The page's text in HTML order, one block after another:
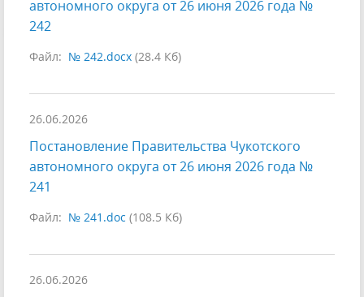
автономного округа от 26 июня 2026 года №
242
Файл: № 242.docx (28.4 Кб)
26.06.2026
Постановление Правительства Чукотского
автономного округа от 26 июня 2026 года №
241
Файл: № 241.doc (108.5 Кб)
26.06.2026